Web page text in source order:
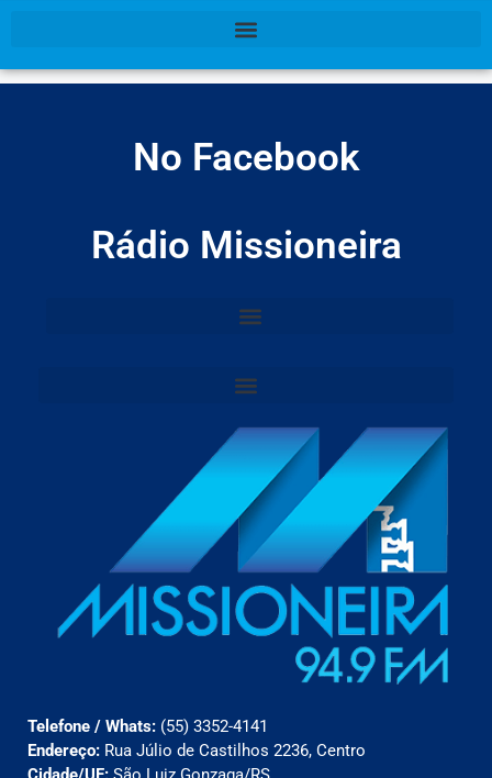
No Facebook
Rádio Missioneira
Telefone / Whats: (55) 3352-4141
Endereço: Rua Júlio de Castilhos 2236, Centro